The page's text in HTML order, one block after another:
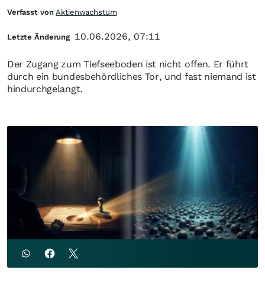
Der Zugang zum Tiefseeboden ist nicht offen. Er führt
durch ein bundesbehördliches Tor, und fast niemand ist
hindurchgelangt.
Verfasst vonAktienwachstum
Letzte Änderung 10.06.2026, 07:11